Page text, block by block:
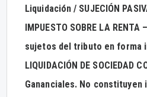
Liquidación / SUJECIÓN
IMPUESTO SOBRE LA
sujetos del tributo en forma
LIQUIDACIÓN DE SOCIEDAD
Gananciales. No constituyen